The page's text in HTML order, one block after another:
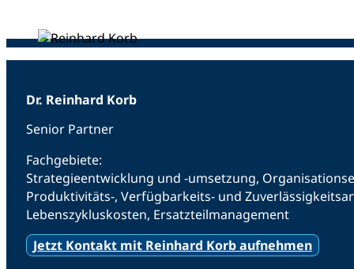
Dr. Reinhard Korb
Senior Partner
Fachgebiete:
Strategieentwicklung und -umsetzung,
Produktivitäts-, Verfügbarkeits- und
Lebenszykluskosten, Ersatzteilmanagement
Jetzt Kontakt mit Reinhard Korb aufnehmen